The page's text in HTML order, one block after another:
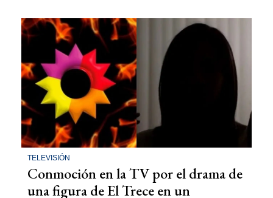
TELEVISIÓN
Conmoción en la TV por el drama de
una figura de El Trece en un